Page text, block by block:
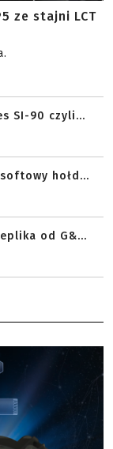
ze stajni LCT
SI-90 czyli...
hołd...
od G&...